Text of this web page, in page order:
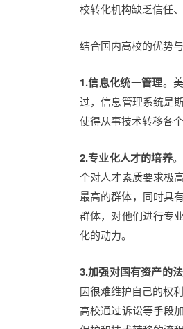
校转化机构缺乏信任
结合国内高校的优势
1.信息化统一管理。
过，信息管理系统是
使得从事技术转移各
2.专业化人才的培养
个对人才素质要求极
最高的群体，同时具
群体，对他们进行专
化的动力。
3.加强对国有资产的
因很难维护自己的权
高校通过诉讼等手段